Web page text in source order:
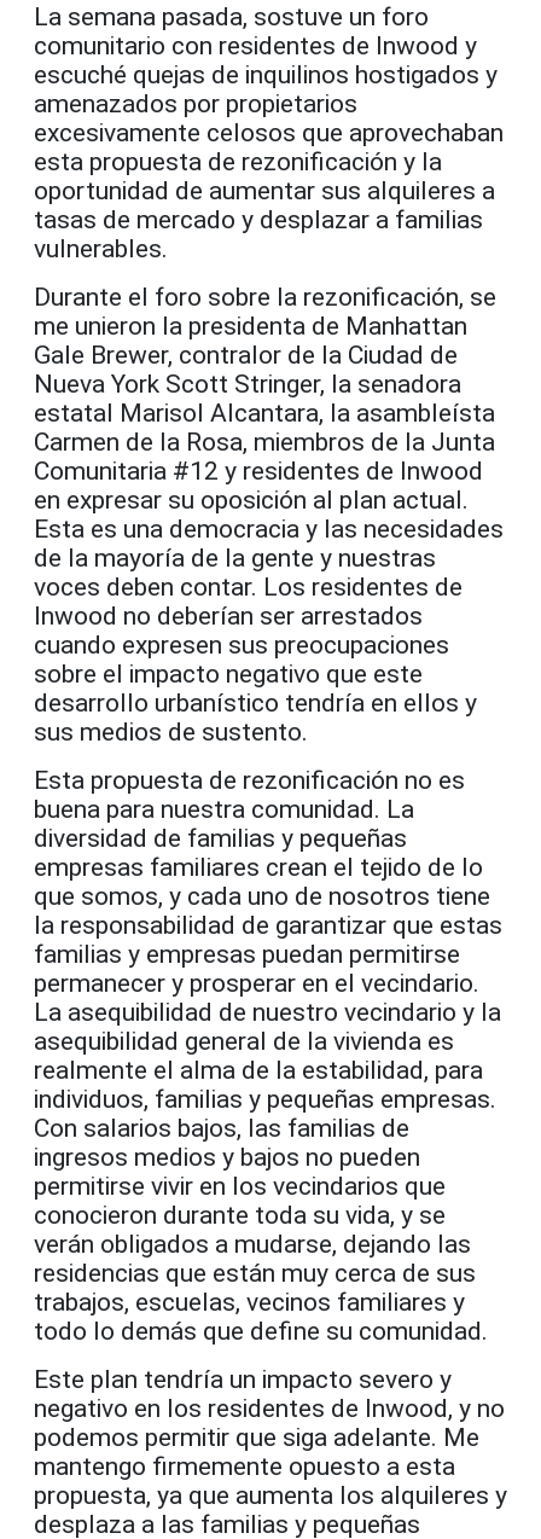
La semana pasada, sostuve un foro
comunitario con residentes de Inwood y
escuché quejas de inquilinos hostigados y
amenazados por propietarios
excesivamente celosos que aprovechaban
esta propuesta de rezonificación y la
oportunidad de aumentar sus alquileres a
tasas de mercado y desplazar a familias
vulnerables.
Durante el foro sobre la rezonificación, se
me unieron la presidenta de Manhattan
Gale Brewer, contralor de la Ciudad de
Nueva York Scott Stringer, la senadora
estatal Marisol Alcantara, la asambleísta
Carmen de la Rosa, miembros de la Junta
Comunitaria #12 y residentes de Inwood
en expresar su oposición al plan actual.
Esta es una democracia y las necesidades
de la mayoría de la gente y nuestras
voces deben contar. Los residentes de
Inwood no deberían ser arrestados
cuando expresen sus preocupaciones
sobre el impacto negativo que este
desarrollo urbanístico tendría en ellos y
sus medios de sustento.
Esta propuesta de rezonificación no es
buena para nuestra comunidad. La
diversidad de familias y pequeñas
empresas familiares crean el tejido de lo
que somos, y cada uno de nosotros tiene
la responsabilidad de garantizar que estas
familias y empresas puedan permitirse
permanecer y prosperar en el vecindario.
La asequibilidad de nuestro vecindario y la
asequibilidad general de la vivienda es
realmente el alma de la estabilidad, para
individuos, familias y pequeñas empresas.
Con salarios bajos, las familias de
ingresos medios y bajos no pueden
permitirse vivir en los vecindarios que
conocieron durante toda su vida, y se
verán obligados a mudarse, dejando las
residencias que están muy cerca de sus
trabajos, escuelas, vecinos familiares y
todo lo demás que define su comunidad.
Este plan tendría un impacto severo y
negativo en los residentes de Inwood, y no
podemos permitir que siga adelante. Me
mantengo firmemente opuesto a esta
propuesta, ya que aumenta los alquileres y
desplaza a las familias y pequeñas